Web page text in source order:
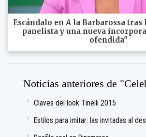
Escándalo en A la Barbarossa tras
panelista y una nueva
ofendida"
Noticias anteriores de
Claves del look Tinelli 2015
Estilos para imitar: las invitadas al